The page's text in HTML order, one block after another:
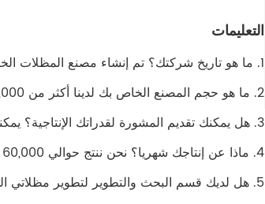
التعليمات
1. ما هو تاريخ شركتك؟ تم إنشاء مصنع المظلات الخاص بنا في عام 1995، وهو تاريخ عمره 25 عامًا.
2. ما هو حجم المصنع الخاص بك لدينا أكثر من 15,000 متر مربع من المصنع وأكثر من 300 عامل
3. هل يمكنك تقديم المشورة لقدراتك الإنتاجية؟ يمكننا إنتاج أكثر من 720.000 دزينة من المظلات سنويًا.
4. ماذا عن إنتاجك شهريا؟ نحن ننتج حوالي 60,000 دزينة من المظلات شهريًا.
5. هل لديك قسم البحث والتطوير لتطوير مظلاتي الجديدة؟ نعم، لدينا قسم البحث والتطوير لتطوير مظلات جديدة بشكل مستمر.